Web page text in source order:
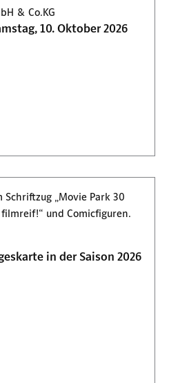
& Co.KG
10. Oktober 2026
in der Saison 2026